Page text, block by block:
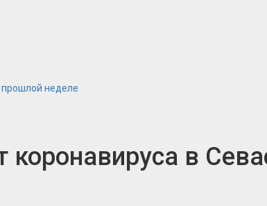
прошлой неделе
коронавируса в